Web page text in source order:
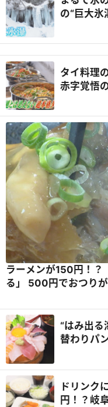
の“巨大氷
タイ料理
赤字覚悟
ラーメンが150円！？
る」 500円でおつり
“はみ出る
替わりパ
ドリンク
円！？岐